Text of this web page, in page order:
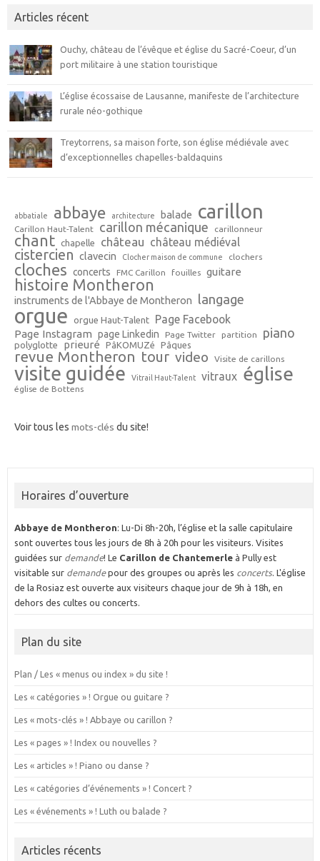
Articles récent
Ouchy, château de l’évêque et église du Sacré-Coeur, d’un
port militaire à une station touristique
L’église écossaise de Lausanne, manifeste de l’architecture
rurale néo-gothique
Treytorrens, sa maison forte, son église médiévale avec
d’exceptionnelles chapelles-baldaquins
abbatiale abbaye architecture balade carillon
Carillon Haut-Talent carillon mécanique carillonneur
chant chapelle château château médiéval
cistercien clavecin Clocher maison de commune clochers
cloches concerts FMC Carillon fouilles guitare
histoire Montheron
instruments de l'Abbaye de Montheron langage
orgue orgue Haut-Talent Page Facebook
Page Instagram page Linkedin Page Twitter partition piano
polyglotte prieuré PâKOMUZé Pâques
revue Montheron tour video Visite de carillons
visite guidée Vitrail Haut-Talent vitraux église
église de Bottens
Voir tous les mots-clés du site!
Horaires d’ouverture
Abbaye de Montheron: Lu-Di 8h-20h, l’église et la salle capitulaire
sont ouvertes tous les jours de 8h à 20h pour les visiteurs. Visites
guidées sur demande! Le Carillon de Chantemerleà Pully est
visitable sur demandepour des groupes ou après les concerts. L'église
de la Rosiaz est ouverte aux visiteurs chaque jour de 9h à 18h, en
dehors des cultes ou concerts.
Plan du site
Plan / Les « menus ou index » du site !
Les « catégories » ! Orgue ou guitare ?
Les « mots-clés » ! Abbaye ou carillon ?
Les « pages » ! Index ou nouvelles ?
Les « articles » ! Piano ou danse ?
Les « catégories d’événements » ! Concert ?
Les « événements » ! Luth ou balade ?
Articles récents